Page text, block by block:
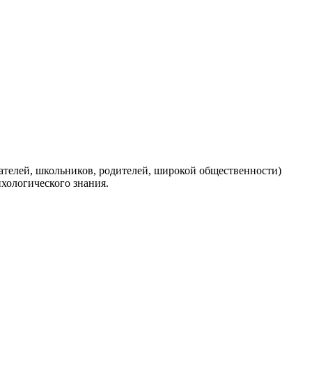
школьников, родителей, широкой общественности)
знания.